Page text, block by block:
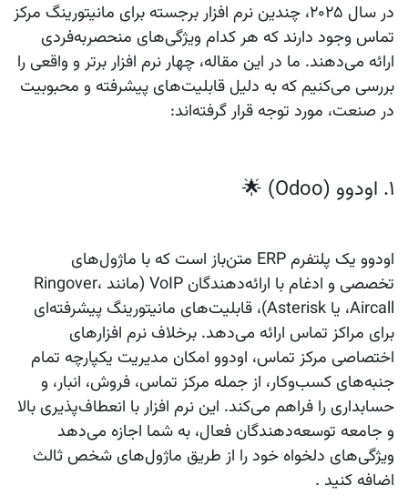
در سال 2025، چندین نرم‌ افزار برجسته برای مانیتورینگ مرکز
تماس وجود دارند که هر کدام ویژگی‌های منحصربه‌فردی
ارائه می‌دهند. ما در این مقاله، چهار نرم‌ افزار برتر و واقعی را
بررسی می‌کنیم که به دلیل قابلیت‌های پیشرفته و محبوبیت
در صنعت، مورد توجه قرار گرفته‌اند:
1. اودوو (Odoo) 🌟
اودوو
یک پلتفرم ERP متن‌باز است که با ماژول‌های
تخصصی و ادغام با ارائه‌دهندگان VoIP (مانند Ringover،
Aircall، یا Asterisk)، قابلیت‌های مانیتورینگ پیشرفته‌ای
برای مراکز تماس ارائه می‌دهد. برخلاف نرم‌ افزارهای
اختصاصی مرکز تماس، اودوو امکان مدیریت یکپارچه تمام
جنبه‌های کسب‌وکار، از جمله مرکز تماس، فروش، انبار، و
حسابداری را فراهم می‌کند. این نرم‌ افزار با انعطاف‌پذیری بالا
و جامعه توسعه‌دهندگان فعال، به شما اجازه می‌دهد
ویژگی‌های دلخواه خود را از طریق ماژول‌های شخص ثالث
اضافه کنید .